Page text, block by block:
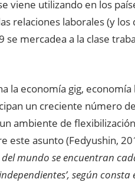
viene utilizando en los
relaciones laborales (y los
se mercadea a la clase
la economía gig,
un creciente número
ambiente de
este asunto (Fedyushin,
mundo se encuentran
según consta